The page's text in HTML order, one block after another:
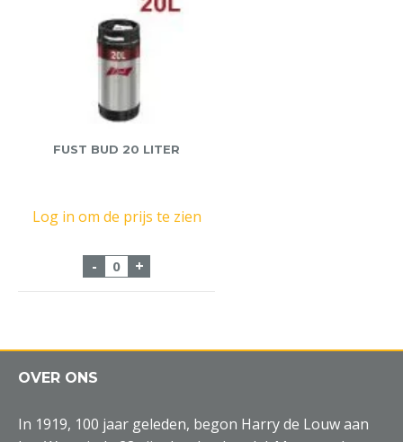
FUST BUD 20 LITER
Log in om de prijs te zien
- Fust Bud 20 Liter aantal
+
OVER ONS
In 1919, 100 jaar geleden, begon Harry de Louw aan